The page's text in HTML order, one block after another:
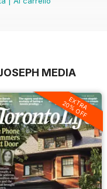
MEDIA
EXTRA
20% OFF